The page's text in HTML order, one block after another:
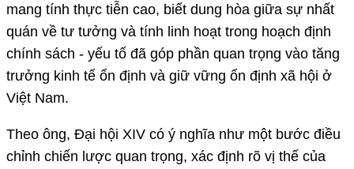
mang tính thực tiễn cao, biết dung hòa giữa sự nhất
quán về tư tưởng và tính linh hoạt trong hoạch định
chính sách - yếu tố đã góp phần quan trọng vào tăng
trưởng kinh tế ổn định và giữ vững ổn định xã hội ở
Việt Nam.
Theo ông, Đại hội XIV có ý nghĩa như một bước điều
chỉnh chiến lược quan trọng, xác định rõ vị thế của